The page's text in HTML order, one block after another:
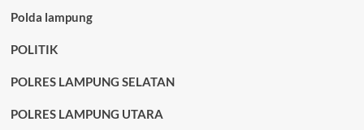
Polda lampung
POLITIK
POLRES LAMPUNG SELATAN
POLRES LAMPUNG UTARA